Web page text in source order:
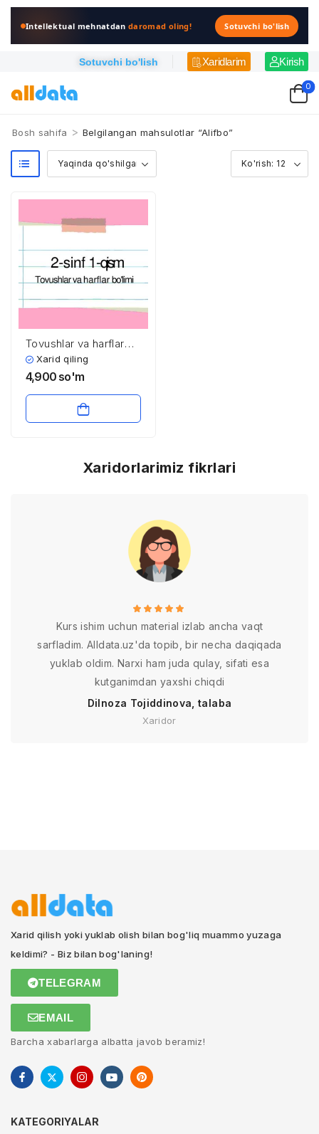
Intellektual mehnatdandaromad oling! Sotuvchi bo'lish
Sotuvchi bo'lish Xaridlarim Kirish
0
Bosh sahifa > Belgilangan mahsulotlar “Alifbo”
Tovushlar va harflar
bo’limi
Xarid qiling
4,900 so'm
Xaridorlarimiz fikrlari
Kurs ishim uchun material izlab ancha vaqt
sarfladim. Alldata.uz'da topib, bir necha daqiqada
yuklab oldim. Narxi ham juda qulay, sifati esa
kutganimdan yaxshi chiqdi
Dilnoza Tojiddinova, talaba
Xaridor
Xarid qilish yoki yuklab olish bilan bog'liq muammo yuzaga
keldimi? - Biz bilan bog'laning!
TELEGRAM
EMAIL
Barcha xabarlarga albatta javob beramiz!
KATEGORIYALAR